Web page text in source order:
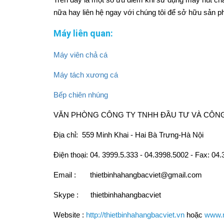
nữa hay liên hệ ngay với chúng tôi để sở hữu sản
Máy liên quan:
Máy viên chả cá
Máy tách xương cá
Bếp chiên nhúng
VĂN PHÒNG CÔNG TY TNHH ĐẦU TƯ VÀ
Địa chỉ: 559 Minh Khai - Hai Bà Trưng-Hà Nội
Điện thoại: 04. 3999.5.333 - 04.3998.5002 - Fax:
Email : thietbinhahangbacviet@gmail.com
Skype : thietbinhahangbacviet
Website : http://thietbinhahangbacviet.vn hoặc